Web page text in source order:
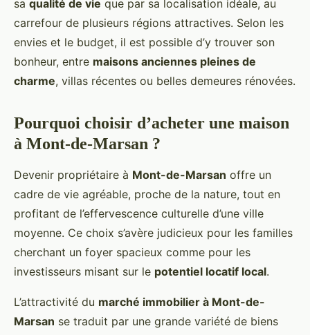
sa qualité de vie que par sa localisation idéale, au
carrefour de plusieurs régions attractives. Selon les
envies et le budget, il est possible d’y trouver son
bonheur, entre maisons anciennes pleines de
charme, villas récentes ou belles demeures rénovées.
Pourquoi choisir d’acheter une maison
à Mont-de-Marsan ?
Devenir propriétaire à Mont-de-Marsan offre un
cadre de vie agréable, proche de la nature, tout en
profitant de l’effervescence culturelle d’une ville
moyenne. Ce choix s’avère judicieux pour les familles
cherchant un foyer spacieux comme pour les
investisseurs misant sur le potentiel locatif local.
L’attractivité du marché immobilier à Mont-de-
Marsan se traduit par une grande variété de biens